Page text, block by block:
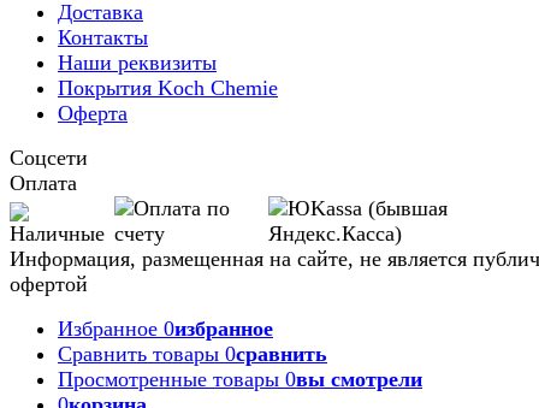
Доставка
Контакты
Наши реквизиты
Покрытия Koch Chemie
Оферта
Соцсети
Оплата
Информация, размещенная на сайте, не является
офертой
Избранное 0избранное
Сравнить товары 0сравнить
Просмотренные товары 0вы смотрели